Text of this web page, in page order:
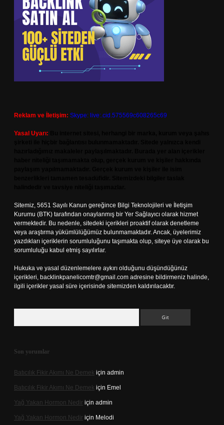
Reklam ve İletişim: Skype: live:.cid.575569c608265c69
Yasal Uyarı:
Sitemiz, 5651 Sayılı Kanun gereğince Bilgi Teknolojileri ve İletişim
Kurumu (BTK) tarafından onaylanmış bir Yer Sağlayıcı olarak hizmet
vermektedir. Bu nedenle, sitedeki içerikleri proaktif olarak denetleme
veya araştırma yükümlülüğümüz bulunmamaktadır. Ancak, üyelerimiz
yazdıkları içeriklerin sorumluluğunu taşımakta olup, siteye üye olarak bu
sorumluluğu kabul etmiş sayılırlar.
Hukuka ve yasal düzenlemelere aykırı olduğunu düşündüğünüz
içerikleri, backlinkpanelicomtr@gmail.com adresine bildirmeniz halinde,
ilgili içerikler yasal süre içerisinde sitemizden kaldırılacaktır.
Son yorumlar
Batıcılık Fikir Akımı Ne Demek için admin
Batıcılık Fikir Akımı Ne Demek için Emel
Yağ Yakan Hormon Nedir için admin
Yağ Yakan Hormon Nedir için Melodi